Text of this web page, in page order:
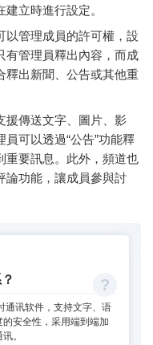
立時進行設定。
以管理成員的許可權，設
有管理員釋出內容，而成
釋出新聞、公告或其他重
援傳送文字、圖片、影
可以透過“公告”功能釋
重要訊息。此外，頻道也
論功能，讓成員參與討
通讯软件，支持文字、语
安全性，采用端到端加
。